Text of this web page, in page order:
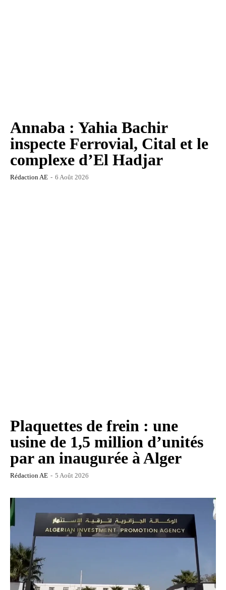
Annaba : Yahia Bachir
inspecte Ferrovial, Cital et le
complexe d’El Hadjar
Rédaction AE - 6 Août 2026
Plaquettes de frein : une
usine de 1,5 million d’unités
par an inaugurée à Alger
Rédaction AE - 5 Août 2026